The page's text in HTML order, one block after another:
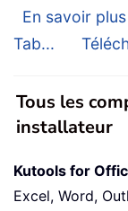
En savoir
Tab...
Tous les
installateur
Kutools for
Excel, Word,